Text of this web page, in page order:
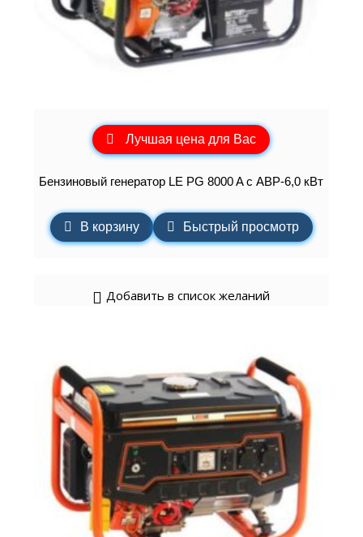
Лучшая цена для Вас
Бензиновый генератор LE PG 8000 A с АВР-6,0 кВт
В корзину Быстрый просмотр
Добавить в список желаний